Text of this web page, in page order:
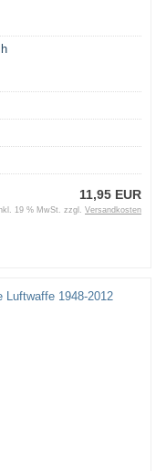
11,95 EUR
19 % MwSt. zzgl. Versandkosten